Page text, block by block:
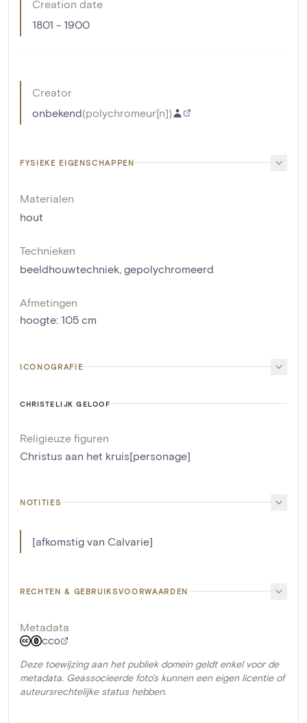
Creation date
1801 - 1900
Creator
onbekend(polychromeur[n])
FYSIEKE EIGENSCHAPPEN
Materialen
hout
Technieken
beeldhouwtechniek, gepolychromeerd
Afmetingen
hoogte: 105 cm
ICONOGRAFIE
CHRISTELIJK GELOOF
Religieuze figuren
Christus aan het kruis[personage]
NOTITIES
[afkomstig van Calvarie]
RECHTEN & GEBRUIKSVOORWAARDEN
Metadata
CC0
Deze toewijzing aan het publiek domein geldt enkel voor de
metadata. Geassocieerde foto's kunnen een eigen licentie of
auteursrechtelijke status hebben.